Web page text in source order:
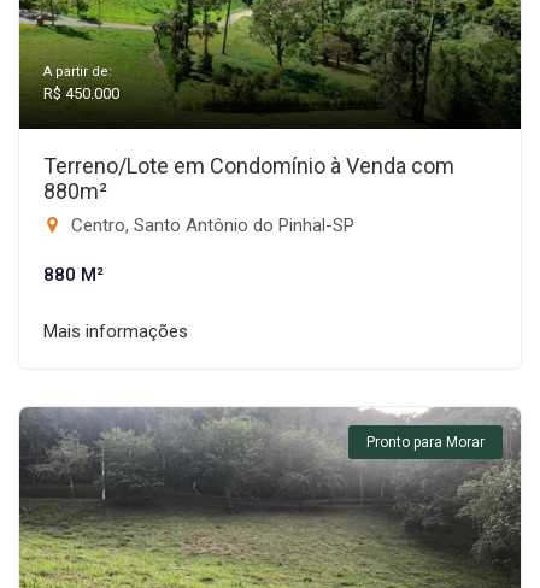
A partir de:
R$ 450.000
Terreno/Lote em Condomínio à Venda com
880m²
Centro, Santo Antônio do Pinhal-SP
880 M²
Mais informações
Pronto para Morar